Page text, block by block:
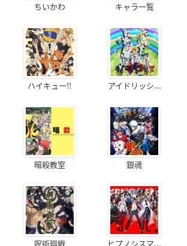
ちいかわ キャラ一覧
ハイキュー!! アイドリッシ...
暗殺教室 銀魂
呪術廻戦 ヒプノシスマ...